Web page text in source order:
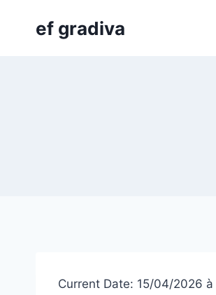
ef gradiva
Current Date: 15/04/2026 à